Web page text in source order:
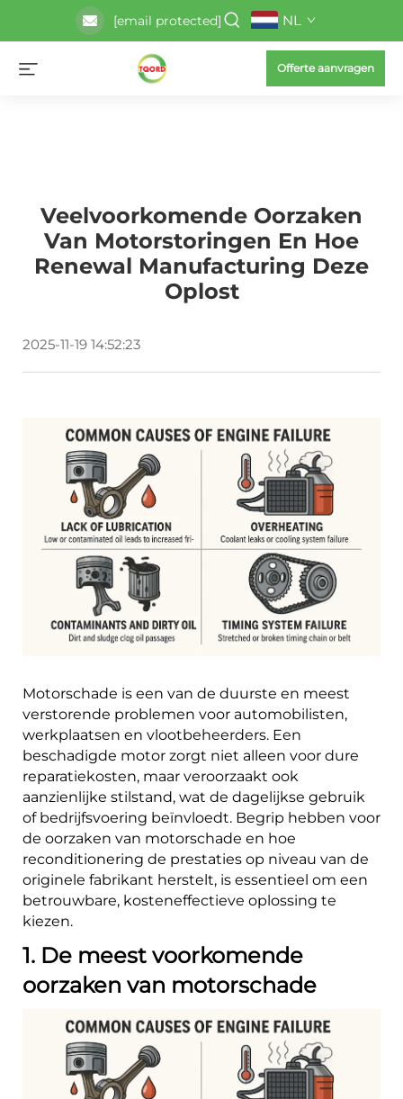
[email protected] NL
Offerte aanvragen
Veelvoorkomende Oorzaken
Van Motorstoringen En Hoe
Renewal Manufacturing Deze
Oplost
2025-11-19 14:52:23
Motorschade is een van de duurste en meest
verstorende problemen voor automobilisten,
werkplaatsen en vlootbeheerders. Een
beschadigde motor zorgt niet alleen voor dure
reparatiekosten, maar veroorzaakt ook
aanzienlijke stilstand, wat de dagelijkse gebruik
of bedrijfsvoering beïnvloedt. Begrip hebben voor
de oorzaken van motorschade en hoe
reconditionering de prestaties op niveau van de
originele fabrikant herstelt, is essentieel om een
betrouwbare, kosteneffectieve oplossing te
kiezen.
1. De meest voorkomende
oorzaken van motorschade